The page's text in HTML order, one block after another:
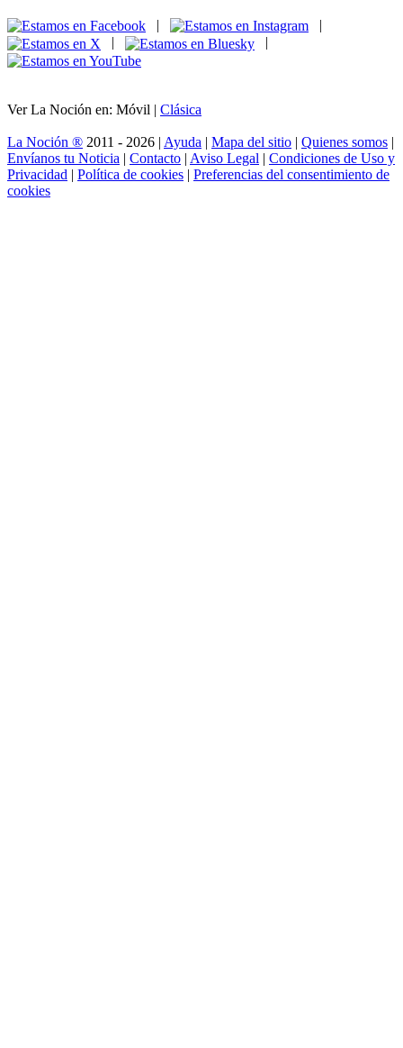
|
|
|
|
Ver La Noción en: Móvil | Clásica
La Noción ® 2011 - 2026 | Ayuda | Mapa del sitio | Quienes somos |
Envíanos tu Noticia | Contacto | Aviso Legal | Condiciones de Uso y
Privacidad | Política de cookies | Preferencias del consentimiento de
cookies